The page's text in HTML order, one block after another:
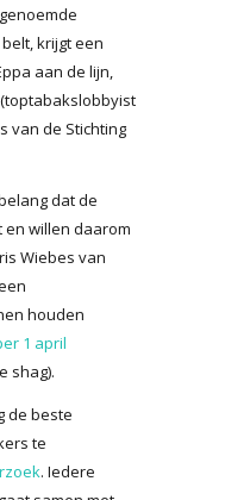
krijgt een
aan de lijn,
van de Stichting
dat de
en willen daarom
Wiebes van
houden
1 april
shag).
de beste
te
. Iedere